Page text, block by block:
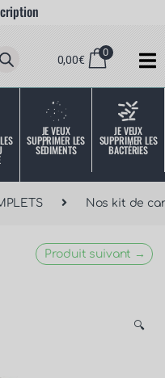
0,00€
0
JE VEUX
SUPPRIMER LES
SÉDIMENTS
JE VEUX
SUPPRIMER LES
BACTÉRIES
Nos kit de
Produit suivant →
🔍